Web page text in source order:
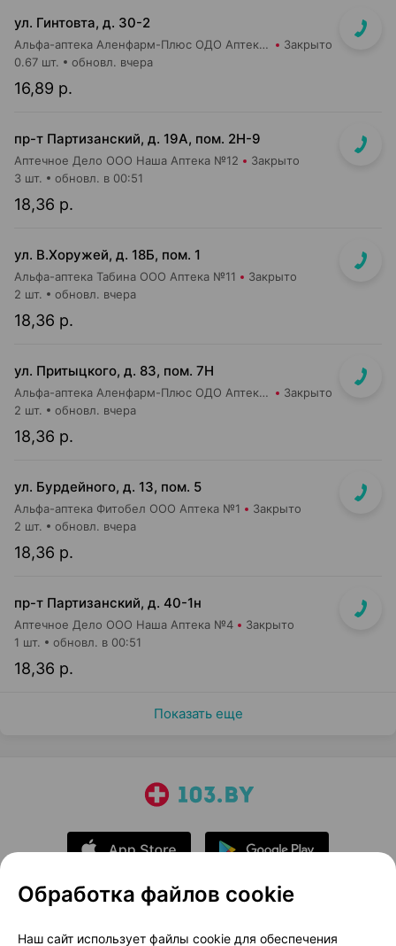
ул. Гинтовта, д. 30-2
Альфа-аптека Аленфарм-Плюс ОДО Аптека №16 Закрыто
16,89 р.
0.67 шт. обновл. вчера
пр-т Партизанский, д. 19А, пом. 2Н-9
Аптечное Дело ООО Наша Аптека №12 Закрыто
18,36 р.
3 шт. обновл. в 00:51
ул. В.Хоружей, д. 18Б, пом. 1
Альфа-аптека Табина ООО Аптека №11 Закрыто
18,36 р.
2 шт. обновл. вчера
ул. Притыцкого, д. 83, пом. 7Н
Альфа-аптека Аленфарм-Плюс ОДО Аптека №14 Закрыто
18,36 р.
2 шт. обновл. вчера
ул. Бурдейного, д. 13, пом. 5
Альфа-аптека Фитобел ООО Аптека №1 Закрыто
18,36 р.
2 шт. обновл. вчера
пр-т Партизанский, д. 40-1н
Аптечное Дело ООО Наша Аптека №4 Закрыто
18,36 р.
1 шт. обновл. в 00:51
Показать еще
О проекте Новости проекта
Обработка файлов cookie
Наш сайт использует файлы cookie для обеспечения